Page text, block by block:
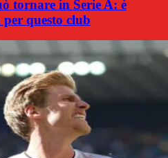
tornare in Serie A: è
questo club